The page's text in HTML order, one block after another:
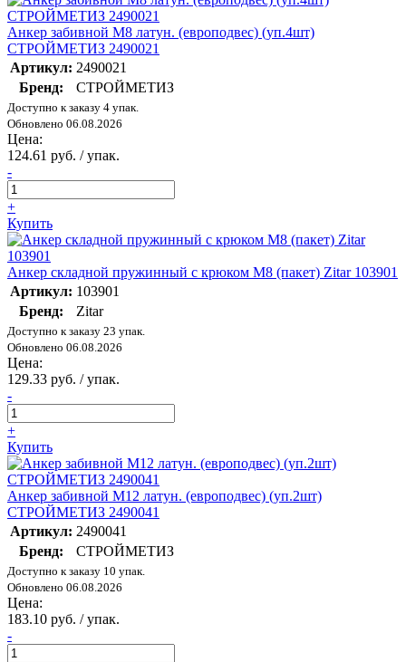
Анкер забивной М8 латун. (европодвес) (уп.4шт)
СТРОЙМЕТИЗ 2490021
Артикул: 2490021
Бренд:
СТРОЙМЕТИЗ
Доступно к заказу 4 упак.
Обновлено 06.08.2026
Цена:
124.61 руб. / упак.
-
+
Купить
Анкер складной пружинный с крюком М8 (пакет) Zitar 103901
Артикул: 103901
Бренд:
Zitar
Доступно к заказу 23 упак.
Обновлено 06.08.2026
Цена:
129.33 руб. / упак.
-
+
Купить
Анкер забивной М12 латун. (европодвес) (уп.2шт)
СТРОЙМЕТИЗ 2490041
Артикул: 2490041
Бренд:
СТРОЙМЕТИЗ
Доступно к заказу 10 упак.
Обновлено 06.08.2026
Цена:
183.10 руб. / упак.
-